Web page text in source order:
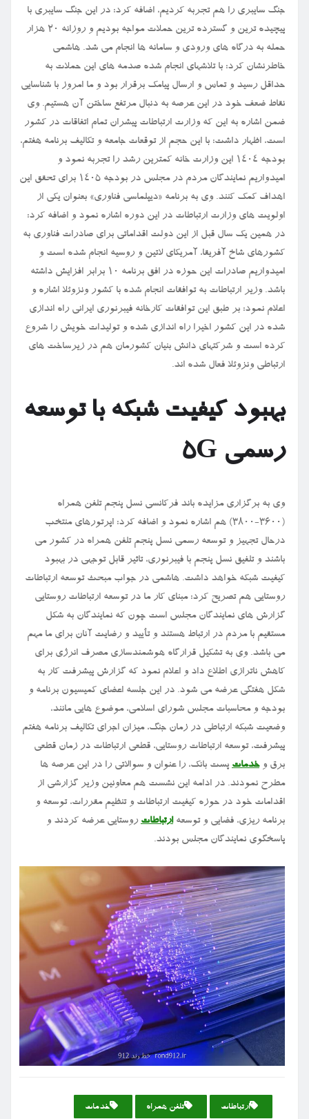
جنگ سایبری را هم تجربه کردیم، اضافه کرد: در این جنگ سایبری با
پیچیده ترین و گسترده ترین حملات مواجه بودیم و روزانه ۲۰ هزار
حمله به درگاه های ورودی و سامانه ها انجام می شد. هاشمی
خاطرنشان کرد: با تلاشهای انجام شده صدمه های این حملات به
حداقل رسید و تماس و ارسال پیامک برقرار بود و ما امروز با شناسایی
نقاط ضعف خود در این عرصه به دنبال مرتفع ساختن آن هستیم. وی
ضمن اشاره به این که وزارت ارتباطات پیشران تمام اتفاقات در کشور
است، اظهار داشت: با این حجم از توقعات جامعه و تکالیف برنامه هفتم،
بودجه ۱۴۰۴ این وزارت خانه کمترین رشد را تجربه نمود و
امیدواریم نمایندگان مردم در مجلس در بودجه ۱۴۰۵ برای تحقق این
اهداف کمک کنند. وی به برنامه «دیپلماسی فناوری» بعنوان یکی از
اولویت های وزارت ارتباطات در این دوره اشاره نمود و اضافه کرد:
در همین یک سال قبل از این دولت اقداماتی برای صادرات فناوری به
کشورهای شاخ آفریقا، آمریکای لاتین و روسیه انجام شده است و
امیدواریم صادرات این حوزه در افق برنامه ۱۰ برابر افزایش داشته
باشد. وزیر ارتباطات به توافقات انجام شده با کشور ونزوئلا اشاره و
اعلام نمود: بر طبق این توافقات کارخانه فیبرنوری ایرانی راه اندازی
شده در این کشور اخیرا راه اندازی شده و تولیدات خویش را شروع
کرده است و شرکتهای دانش بنیان کشورمان هم در زیرساخت های
ارتباطی ونزوئلا فعال شده اند.
بهبود کیفیت شبکه با توسعه
رسمی 5G
وی به برگزاری مزایده باند فرکانسی نسل پنجم تلفن همراه
(۳۶۰۰-۳۸۰۰) هم اشاره نمود و اضافه کرد: اپرتورهای منتخب
درحال تجهیز و توسعه رسمی نسل پنجم تلفن همراه در کشور می
باشند و تلفیق نسل پنجم با فیبرنوری، تاثیر قابل توجهی در بهبود
کیفیت شبکه خواهد داشت. هاشمی در جواب مبحث توسعه ارتباطات
روستایی هم تصریح کرد: مبنای کار ما در توسعه ارتباطات روستایی
گزارش های نمایندگان مجلس است چون که نمایندگان به شکل
مستقیم با مردم در ارتباط هستند و تأیید و رضایت آنان برای ما مهم
می باشد. وی به تشکیل قرارگاه هوشمندسازی مصرف انرژی برای
کاهش ناترازی اطلاع داد و اعلام نمود که گزارش پیشرفت کار به
شکل هفتگی عرضه می شود. در این جلسه اعضای کمیسیون برنامه و
بودجه و محاسبات مجلس شورای اسلامی، موضوع هایی مانند،
وضعیت شبکه ارتباطی در زمان جنگ، میزان اجرای تکالیف برنامه هفتم
پیشرفت، توسعه ارتباطات روستایی، قطعی ارتباطات در زمان قطعی
برق وخدمات پست بانک، را عنوان و سوالاتی را در این عرصه ها
مطرح نمودند. در ادامه این نشست هم معاونین وزیر گزارشی از
اقدامات خود در حوزه کیفیت ارتباطات و تنظیم مقررات، توسعه و
برنامه ریزی، فضایی و توسعهارتباطات روستایی عرضه کردند و
پاسخگوی نمایندگان مجلس بودند.
ارتباطات تلفن همراه خدمات